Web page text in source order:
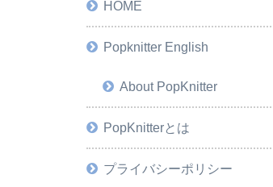
HOME
Popknitter English
About PopKnitter
PopKnitterとは
プライバシーポリシー